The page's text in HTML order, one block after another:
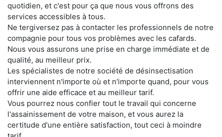
quotidien, et c'est pour ça que nous vous offrons des
services accessibles à tous.
Ne tergiversez pas à contacter les professionnels de notre
compagnie pour tous vos problèmes avec les cafards.
Nous vous assurons une prise en charge immédiate et de
qualité, au meilleur prix.
Les spécialistes de notre société de désinsectisation
interviennent n'importe où et n'importe quand, pour vous
offrir une aide efficace et au meilleur tarif.
Vous pourrez nous confier tout le travail qui concerne
l'assainissement de votre maison, et vous aurez la
certitude d'une entière satisfaction, tout ceci à moindre